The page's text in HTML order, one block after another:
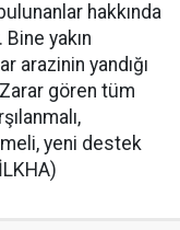
hakkında
yakın
arazinin yandığı
gören tüm
yeni destek